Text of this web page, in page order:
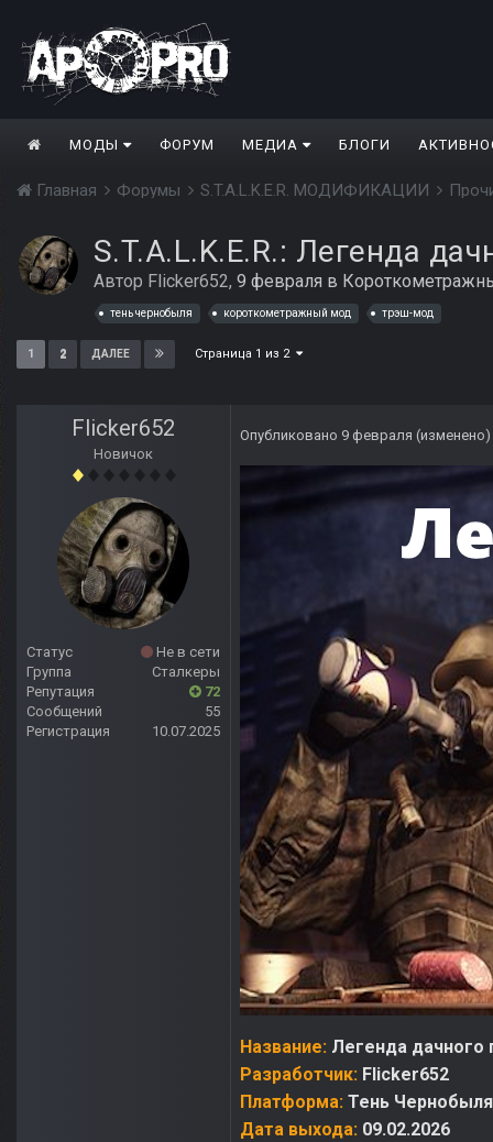
МОДЫ ФОРУМ МЕДИА БЛОГИ
Главная Форумы S.T.A.L.K.E.R. МОДИФИКАЦИИ
S.T.A.L.K.E.R.: Легенда
Автор Flicker652, 9 февраля в
тень чернобыля короткометражный мод трэш-мод
1 2 ДАЛЕЕ Страница 1 из 2
Flicker652
Новичок
Статус
Не в сети
Группа
Сталкеры
Репутация
72
Сообщений
55
Регистрация
10.07.2025
Опубликовано 9 февраля (изменено)
Название: Легенда дачного
Разработчик: Flicker652
Платформа: Тень
Дата выхода: 09.02.2026